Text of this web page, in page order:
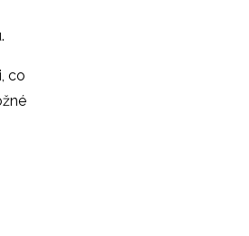
co